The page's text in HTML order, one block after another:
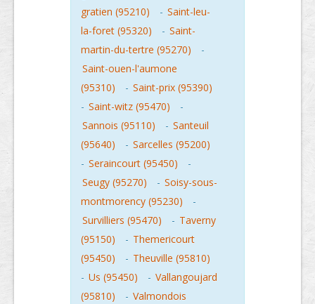
gratien (95210)
- Saint-leu-
la-foret (95320)
- Saint-
martin-du-tertre (95270)
-
Saint-ouen-l'aumone
(95310)
- Saint-prix (95390)
- Saint-witz (95470)
-
Sannois (95110)
- Santeuil
(95640)
- Sarcelles (95200)
- Seraincourt (95450)
-
Seugy (95270)
- Soisy-sous-
montmorency (95230)
-
Survilliers (95470)
- Taverny
(95150)
- Themericourt
(95450)
- Theuville (95810)
- Us (95450) - Vallangoujard
(95810)
- Valmondois